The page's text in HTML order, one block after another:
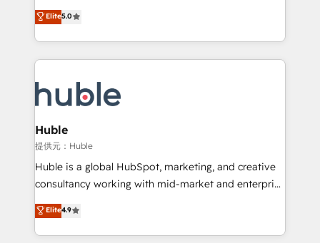
the rare Advanced "Custom Integrations"
Accreditation, securely sync data across... 🔄 any
new HubSpot portal with Advanced Website and
CRM Migrations using our in-house "HubScrub" Tool.
master it. As the creators of the Endless Customers
System™ (the next evolution of They Ask, You
Answer), we’re the only HubSpot partner built
entirely around coaching and training. That means
skills, processes, and internal team you need to
attract the right buyers, close deals faster, and grow
without outside dependencies. You’ll learn how to: •
Set up, audit, and organize your HubSpot portal •
Get your sales team fully using HubSpot • Track
pipeline and revenue across the entire buyer journey
growth • Create content and videos that attract
buyers • Use AI to scale smarter Our coaching-led
Elite5.0
Huble
提供元：Huble
Huble is a global HubSpot, marketing, and creative
consultancy working with mid-market and enterprise
businesses. We go beyond implementation, shaping
the strategy, processes, and teams that turn
HubSpot into a genuine growth engine. Named
Elite4.9